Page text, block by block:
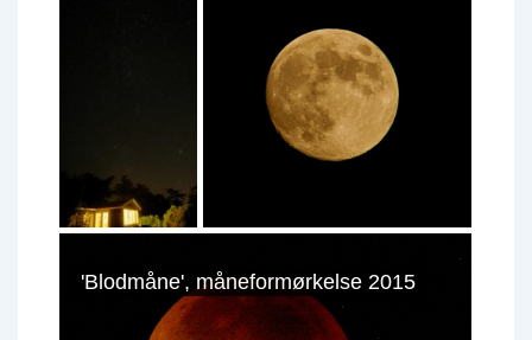
'Blodmåne', måneformørkelse 2015